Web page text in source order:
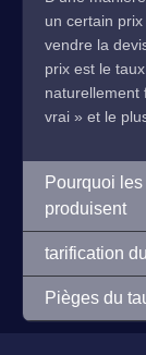
un certain
vendre la
prix est le
naturellement
vrai » et le
Pourquoi
produisent
tarification
Pièges du